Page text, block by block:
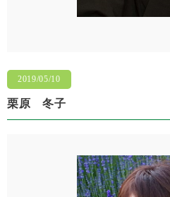
栗原 冬子
2019/05/10